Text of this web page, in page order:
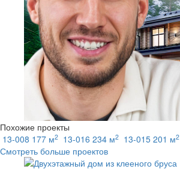
Похожие проекты
13-008 177 м2 13-016 234 м2 13-015 201 м2
Смотреть больше проектов